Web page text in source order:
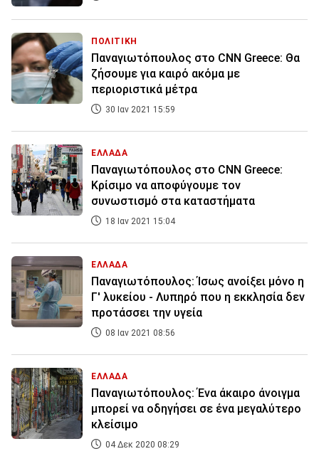
ΠΟΛΙΤΙΚΗ
Παναγιωτόπουλος στο CNN Greece: Θα
ζήσουμε για καιρό ακόμα με
περιοριστικά μέτρα
30 Ιαν 2021 15:59
ΕΛΛΑΔΑ
Παναγιωτόπουλος στο CNN Greece:
Κρίσιμο να αποφύγουμε τον
συνωστισμό στα καταστήματα
18 Ιαν 2021 15:04
ΕΛΛΑΔΑ
Παναγιωτόπουλος: Ίσως ανοίξει μόνο η
Γ' λυκείου - Λυπηρό που η εκκλησία δεν
προτάσσει την υγεία
08 Ιαν 2021 08:56
ΕΛΛΑΔΑ
Παναγιωτόπουλος: Ένα άκαιρο άνοιγμα
μπορεί να οδηγήσει σε ένα μεγαλύτερο
κλείσιμο
04 Δεκ 2020 08:29